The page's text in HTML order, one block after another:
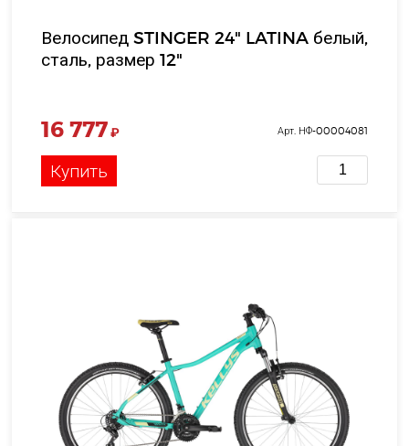
Велосипед STINGER 24" LATINA белый,
сталь, размер 12"
16 777₽ Арт. НФ-00004081
Купить